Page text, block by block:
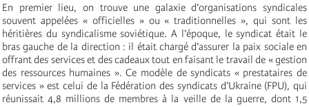
En premier lieu, on trouve une galaxie d’organisations syndicales
souvent appelées « officielles » ou « traditionnelles », qui sont les
héritières du syndicalisme soviétique. A l’époque, le syndicat était le
bras gauche de la direction : il était chargé d’assurer la paix sociale en
offrant des services et des cadeaux tout en faisant le travail de « gestion
des ressources humaines ». Ce modèle de syndicats « prestataires de
services » est celui de la Fédération des syndicats d’Ukraine (FPU), qui
réunissait 4,8 millions de membres à la veille de la guerre, dont 1,5